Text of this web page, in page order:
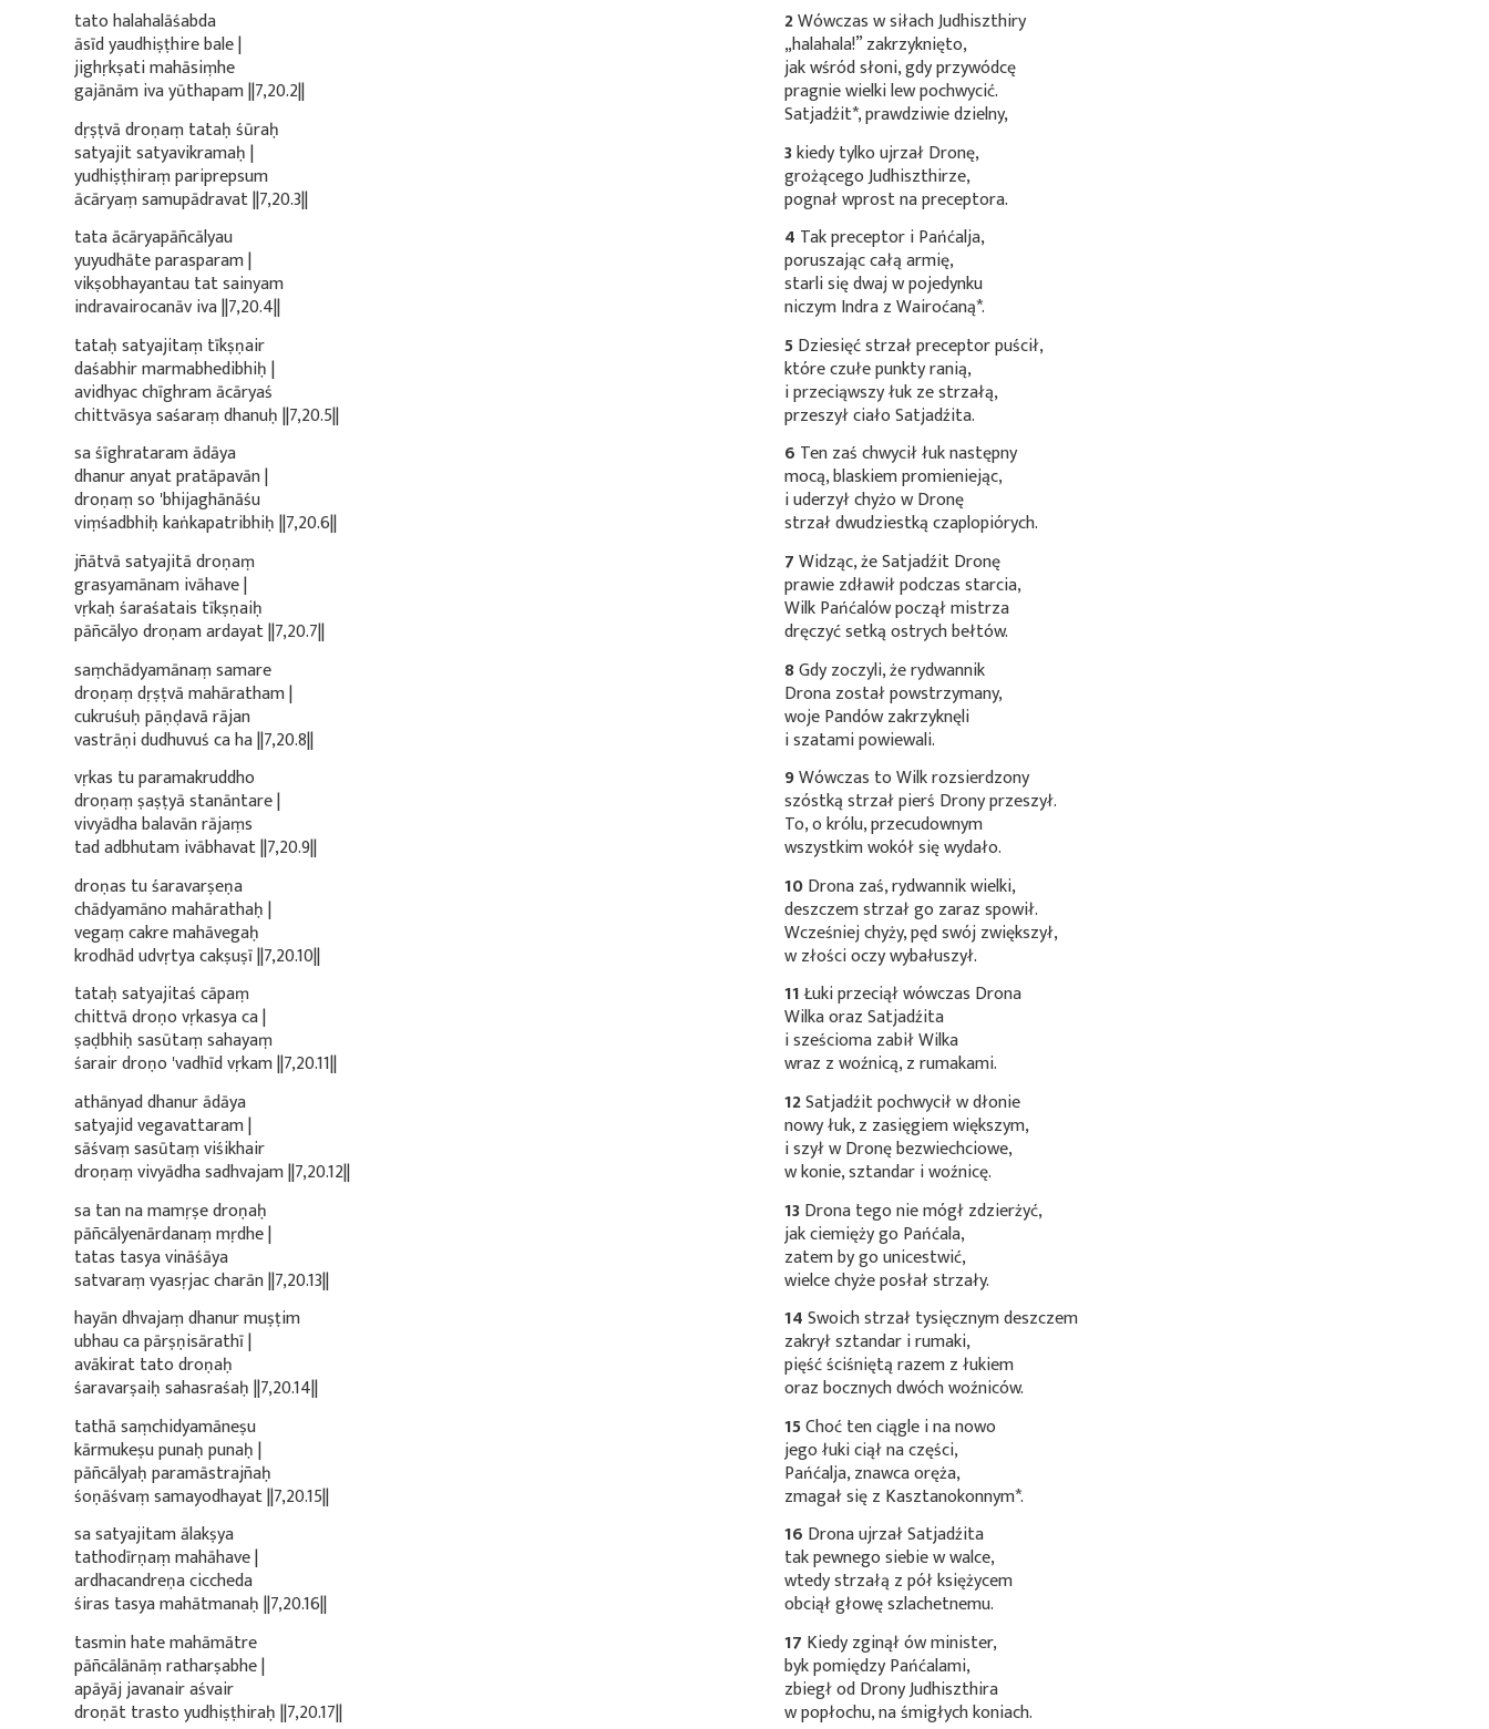
tato halahalāśabda
āsīd yaudhiṣṭhire bale |
jighṛkṣati mahāsiṃhe
gajānām iva yūthapam ||7,20.2||
dṛṣṭvā droṇaṃ tataḥ śūraḥ
satyajit satyavikramaḥ |
yudhiṣṭhiraṃ pariprepsum
ācāryaṃ samupādravat ||7,20.3||
tata ācāryapāñcālyau
yuyudhāte parasparam |
vikṣobhayantau tat sainyam
indravairocanāv iva ||7,20.4||
tataḥ satyajitaṃ tīkṣṇair
daśabhir marmabhedibhiḥ |
avidhyac chīghram ācāryaś
chittvāsya saśaraṃ dhanuḥ ||7,20.5||
sa śīghrataram ādāya
dhanur anyat pratāpavān |
droṇaṃ so 'bhijaghānāśu
viṃśadbhiḥ kaṅkapatribhiḥ ||7,20.6||
jñātvā satyajitā droṇaṃ
grasyamānam ivāhave |
vṛkaḥ śaraśatais tīkṣṇaiḥ
pāñcālyo droṇam ardayat ||7,20.7||
saṃchādyamānaṃ samare
droṇaṃ dṛṣṭvā mahāratham |
cukruśuḥ pāṇḍavā rājan
vastrāṇi dudhuvuś ca ha ||7,20.8||
vṛkas tu paramakruddho
droṇaṃ ṣaṣṭyā stanāntare |
vivyādha balavān rājaṃs
tad adbhutam ivābhavat ||7,20.9||
droṇas tu śaravarṣeṇa
chādyamāno mahārathaḥ |
vegaṃ cakre mahāvegaḥ
krodhād udvṛtya cakṣuṣī ||7,20.10||
tataḥ satyajitaś cāpaṃ
chittvā droṇo vṛkasya ca |
ṣaḍbhiḥ sasūtaṃ sahayaṃ
śarair droṇo 'vadhīd vṛkam ||7,20.11||
athānyad dhanur ādāya
satyajid vegavattaram |
sāśvaṃ sasūtaṃ viśikhair
droṇaṃ vivyādha sadhvajam ||7,20.12||
sa tan na mamṛṣe droṇaḥ
pāñcālyenārdanaṃ mṛdhe |
tatas tasya vināśāya
satvaraṃ vyasṛjac charān ||7,20.13||
hayān dhvajaṃ dhanur muṣṭim
ubhau ca pārṣṇisārathī |
avākirat tato droṇaḥ
śaravarṣaiḥ sahasraśaḥ ||7,20.14||
tathā saṃchidyamāneṣu
kārmukeṣu punaḥ punaḥ |
pāñcālyaḥ paramāstrajñaḥ
śoṇāśvaṃ samayodhayat ||7,20.15||
sa satyajitam ālakṣya
tathodīrṇaṃ mahāhave |
ardhacandreṇa ciccheda
śiras tasya mahātmanaḥ ||7,20.16||
tasmin hate mahāmātre
pāñcālānāṃ ratharṣabhe |
apāyāj javanair aśvair
droṇāt trasto yudhiṣṭhiraḥ ||7,20.17||
2Wówczas w siłach Judhiszthiry
„halahala!” zakrzyknięto,
jak wśród słoni, gdy przywódcę
pragnie wielki lew pochwycić.
Satjadźit*, prawdziwie dzielny,
3kiedy tylko ujrzał Dronę,
grożącego Judhiszthirze,
pognał wprost na preceptora.
4 Tak preceptor i Pańćalja,
poruszając całą armię,
starli się dwaj w pojedynku
niczym Indra zWairoćaną*.
5Dziesięć strzał preceptor puścił,
które czułe punkty ranią,
i przeciąwszy łuk ze strzałą,
przeszył ciało Satjadźita.
6 Ten zaś chwycił łuk następny
mocą, blaskiem promieniejąc,
i uderzył chyżo w Dronę
strzał dwudziestką czaplopiórych.
7Widząc, że Satjadźit Dronę
prawie zdławił podczas starcia,
Wilk Pańćalów począł mistrza
dręczyć setką ostrych bełtów.
8Gdy zoczyli, że rydwannik
Drona został powstrzymany,
woje Pandów zakrzyknęli
i szatami powiewali.
9Wówczas to Wilk rozsierdzony
szóstką strzał pierś Drony przeszył.
To, o królu, przecudownym
wszystkim wokół się wydało.
10Drona zaś, rydwannik wielki,
deszczem strzał go zaraz spowił.
Wcześniej chyży, pęd swój zwiększył,
w złości oczy wybałuszył.
11Łuki przeciął wówczas Drona
Wilka oraz Satjadźita
i sześcioma zabił Wilka
wraz z woźnicą, z rumakami.
12Satjadźit pochwycił w dłonie
nowy łuk, z zasięgiem większym,
i szył w Dronę bezwiechciowe,
w konie, sztandar i woźnicę.
13Drona tego nie mógł zdzierżyć,
jak ciemięży go Pańćala,
zatem by go unicestwić,
wielce chyże posłał strzały.
14Swoich strzał tysięcznym deszczem
zakrył sztandar i rumaki,
pięść ściśniętą razem z łukiem
oraz bocznych dwóch woźniców.
15Choć ten ciągle i na nowo
jego łuki ciął na części,
Pańćalja, znawca oręża,
zmagał się z Kasztanokonnym*.
16 Drona ujrzał Satjadźita
tak pewnego siebie w walce,
wtedy strzałą z pół księżycem
obciął głowę szlachetnemu.
17 Kiedy zginął ów minister,
byk pomiędzy Pańćalami,
zbiegł od Drony Judhiszthira
w popłochu, na śmigłych koniach.